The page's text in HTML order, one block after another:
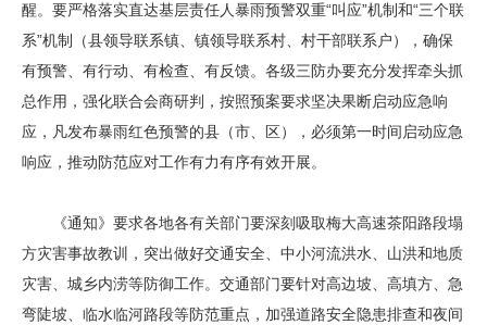
醒。要严格落实直达基层责任人暴雨预警双重“叫应”机制和“三个联
系”机制（县领导联系镇、镇领导联系村、村干部联系户），确保
有预警、有行动、有检查、有反馈。各级三防办要充分发挥牵头抓
总作用，强化联合会商研判，按照预案要求坚决果断启动应急响
应，凡发布暴雨红色预警的县（市、区），必须第一时间启动应急
响应，推动防范应对工作有力有序有效开展。
《通知》要求各地各有关部门要深刻吸取梅大高速茶阳路段塌
方灾害事故教训，突出做好交通安全、中小河流洪水、山洪和地质
灾害、城乡内涝等防御工作。交通部门要针对高边坡、高填方、急
弯陡坡、临水临河路段等防范重点，加强道路安全隐患排查和夜间